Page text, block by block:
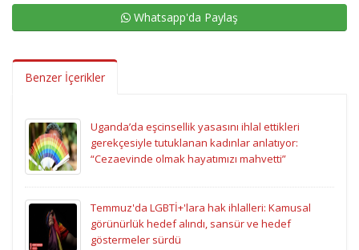
Whatsapp'da Paylaş
Benzer İçerikler
Uganda’da eşcinsellik yasasını ihlal ettikleri
gerekçesiyle tutuklanan kadınlar anlatıyor:
“Cezaevinde olmak hayatımızı mahvetti”
Temmuz'da LGBTİ+'lara hak ihlalleri: Kamusal
görünürlük hedef alındı, sansür ve hedef
göstermeler sürdü